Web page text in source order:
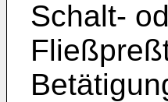
Schalt-